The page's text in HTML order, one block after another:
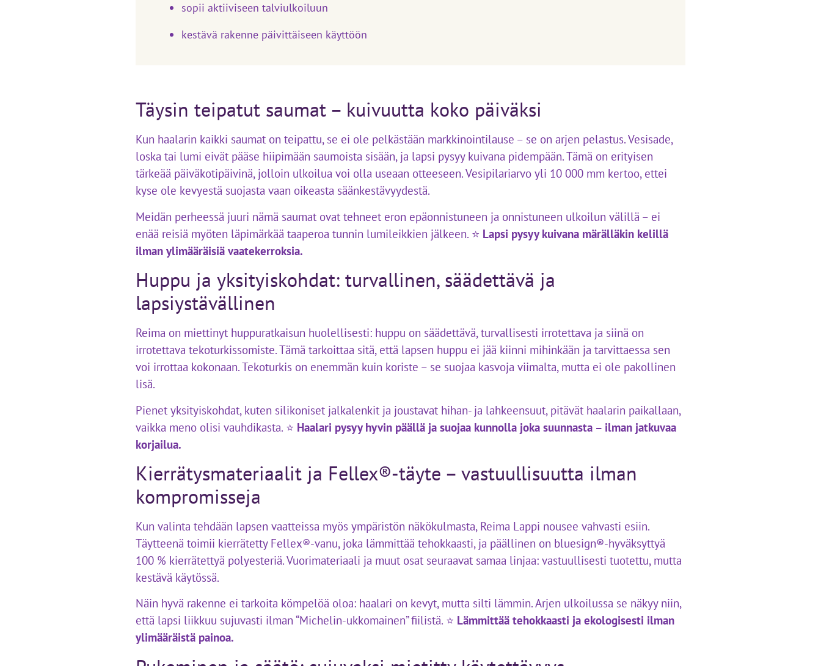
sopii aktiiviseen talviulkoiluun
kestävä rakenne päivittäiseen käyttöön
Täysin teipatut saumat – kuivuutta koko päiväksi
Kun haalarin kaikki saumat on teipattu, se ei ole pelkästään markkinointilause – se on arjen pelastus. Vesisade,
loska tai lumi eivät pääse hiipimään saumoista sisään, ja lapsi pysyy kuivana pidempään. Tämä on erityisen
tärkeää päiväkotipäivinä, jolloin ulkoilua voi olla useaan otteeseen. Vesipilariarvo yli 10 000 mm kertoo, ettei
kyse ole kevyestä suojasta vaan oikeasta säänkestävyydestä.
Meidän perheessä juuri nämä saumat ovat tehneet eron epäonnistuneen ja onnistuneen ulkoilun välillä – ei
enää reisiä myöten läpimärkää taaperoa tunnin lumileikkien jälkeen. ⭐ Lapsi pysyy kuivana märälläkin kelillä
ilman ylimääräisiä vaatekerroksia.
Huppu ja yksityiskohdat: turvallinen, säädettävä ja
lapsiystävällinen
Reima on miettinyt huppuratkaisun huolellisesti: huppu on säädettävä, turvallisesti irrotettava ja siinä on
irrotettava tekoturkissomiste. Tämä tarkoittaa sitä, että lapsen huppu ei jää kiinni mihinkään ja tarvittaessa sen
voi irrottaa kokonaan. Tekoturkis on enemmän kuin koriste – se suojaa kasvoja viimalta, mutta ei ole pakollinen
lisä.
Pienet yksityiskohdat, kuten silikoniset jalkalenkit ja joustavat hihan- ja lahkeensuut, pitävät haalarin paikallaan,
vaikka meno olisi vauhdikasta. ⭐ Haalari pysyy hyvin päällä ja suojaa kunnolla joka suunnasta – ilman jatkuvaa
korjailua.
Kierrätysmateriaalit ja Fellex®-täyte – vastuullisuutta ilman
kompromisseja
Kun valinta tehdään lapsen vaatteissa myös ympäristön näkökulmasta, Reima Lappi nousee vahvasti esiin.
Täytteenä toimii kierrätetty Fellex®-vanu, joka lämmittää tehokkaasti, ja päällinen on bluesign®-hyväksyttyä
100 % kierrätettyä polyesteriä. Vuorimateriaali ja muut osat seuraavat samaa linjaa: vastuullisesti tuotettu, mutta
kestävä käytössä.
Näin hyvä rakenne ei tarkoita kömpelöä oloa: haalari on kevyt, mutta silti lämmin. Arjen ulkoilussa se näkyy niin,
että lapsi liikkuu sujuvasti ilman “Michelin-ukkomainen” fiilistä. ⭐ Lämmittää tehokkaasti ja ekologisesti ilman
ylimääräistä painoa.